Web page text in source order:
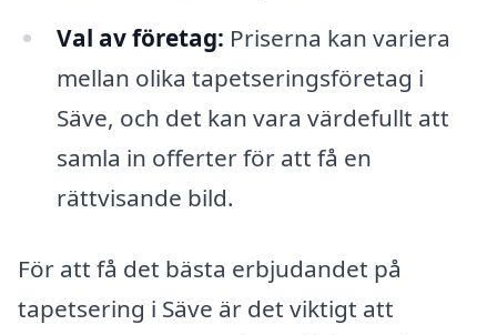
Val av företag: Priserna kan variera
mellan olika tapetseringsföretag i
Säve, och det kan vara värdefullt att
samla in offerter för att få en
rättvisande bild.
För att få det bästa erbjudandet på
tapetsering i Säve är det viktigt att